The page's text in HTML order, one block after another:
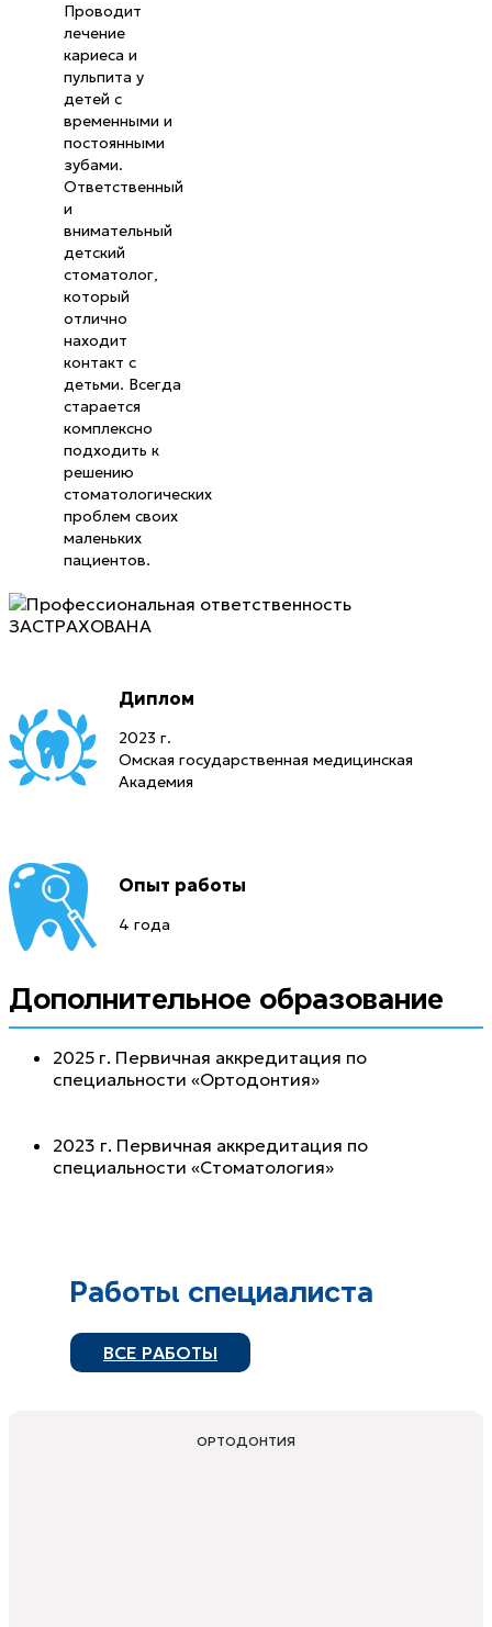
Проводит
лечение
кариеса и
пульпита у
детей с
временными и
постоянными
зубами.
Ответственный
и
внимательный
детский
стоматолог,
который
отлично
находит
контакт с
детьми. Всегда
старается
комплексно
подходить к
решению
стоматологических
проблем своих
маленьких
пациентов.
Диплом
2023 г.
Омская государственная медицинская
Академия
Опыт работы
4 года
Дополнительное образование
2025 г. Первичная аккредитация по
специальности «Ортодонтия»
2023 г. Первичная аккредитация по
специальности «Стоматология»
Работы специалиста
ВСЕ РАБОТЫ
ОРТОДОНТИЯ